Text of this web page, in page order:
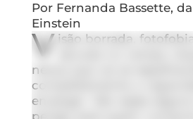
Por Fernanda Bassette,
Einstein
V isão borrada,
névoa que vai se
completamente a
enxergar. São esses alguns